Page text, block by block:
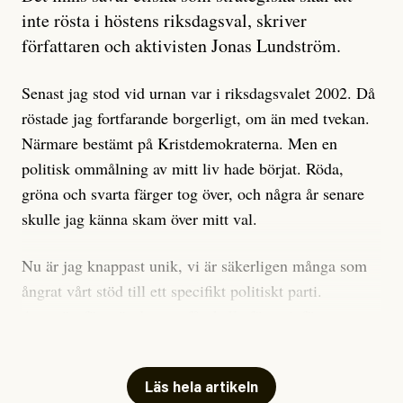
är sant, vad som är rykten”, utan den bidrar bara till
ännu mer ryktesspridning. Det finns inte ett enda bevis
misstänkta personen är en infiltratör. Det som läsaren
får veta är att personen har ändrat sina politiska åsikter
under åren, att den har raderat tidigare innehåll på sina
sociala medier, att artikelns författare inte förstår sig
på personens ekonomi och att det tydligen finns
anonyma röster inom rörelsen som säger saker som
anses vara anledningar att titta närmare på personen,
men ingenting av detta är tillräckligt för att hänga ut
inom palestinarörelsen.
inte rösta i höstens riksdagsval, skriver
författaren och aktivisten Jonas Lundström.
Senast jag stod vid urnan var i riksdagsvalet 2002. Då
röstade jag fortfarande borgerligt, om än med tvekan.
Närmare bestämt på Kristdemokraterna. Men en
politisk ommålning av mitt liv hade börjat. Röda,
gröna och svarta färger tog över, och några år senare
skulle jag känna skam över mitt val.
Nu är jag knappast unik, vi är säkerligen många som
ångrat vårt stöd till ett specifikt politiskt parti.
Mitt huvudargument för riksdagsvalsbojkott är etiskt.
Läs hela artikeln